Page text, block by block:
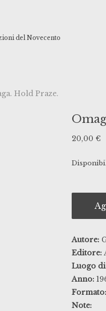
del Novecento
Hold Praze.
20,00 €
Autore:
Editore:
Luogo di
Anno:
Formato:
Note: